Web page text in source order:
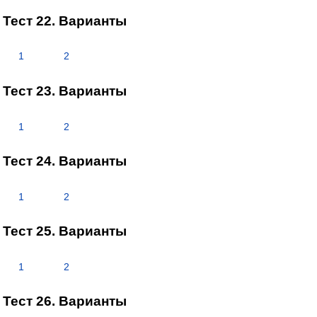
Тест 22. Варианты
1 2
Тест 23. Варианты
1 2
Тест 24. Варианты
1 2
Тест 25. Варианты
1 2
Тест 26. Варианты